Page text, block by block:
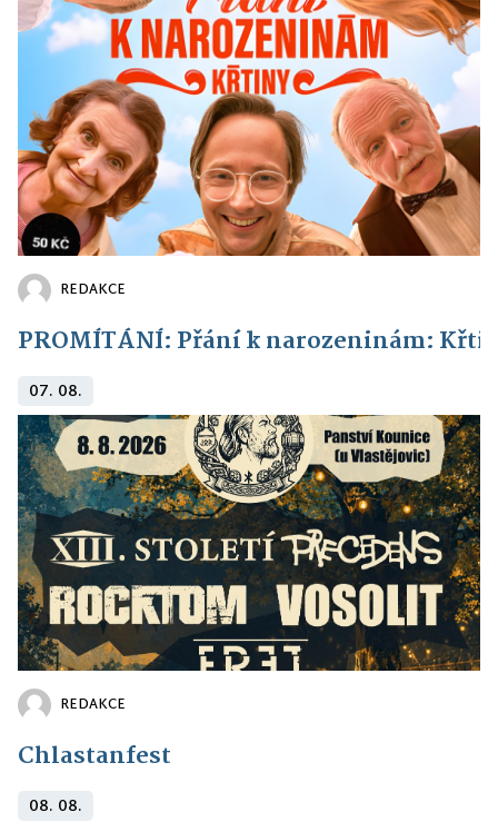
REDAKCE
PROMÍTÁNÍ: Přání k narozeninám:
07. 08.
REDAKCE
Chlastanfest
08. 08.